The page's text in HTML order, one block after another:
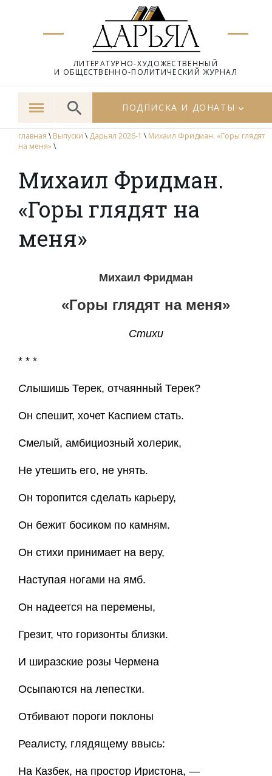
ЛИТЕРАТУРНО-ХУДОЖЕСТВЕННЫЙ
И ОБЩЕСТВЕННО-ПОЛИТИЧЕСКИЙ ЖУРНАЛ
ПОДПИСКА И ДОНАТЫ
главная \ Выпуски \ Дарьял 2026-1 \ Михаил Фридман. «Горы глядят
на меня»\
Михаил Фридман.
«Горы глядят на
меня»
Михаил Фридман
«Горы глядят на меня»
Стихи
* * *
Слышишь Терек, отчаянный Терек?
Он спешит, хочет Каспием стать.
Смелый, амбициозный холерик,
Не утешить его, не унять.
Он торопится сделать карьеру,
Он бежит босиком по камням.
Он стихи принимает на веру,
Наступая ногами на ямб.
Он надеется на перемены,
Грезит, что горизонты близки.
И ширазские розы Чермена
Осыпаются на лепестки.
Отбивают пороги поклоны
Реалисту, глядящему ввысь:
На Казбек, на простор Иристона, —